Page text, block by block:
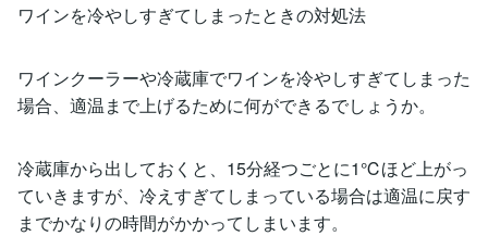
ワインを冷やしすぎてしまったときの対処法
ワインクーラーや冷蔵庫でワインを冷やしすぎてしまった
場合、適温まで上げるために何ができるでしょうか。
冷蔵庫から出しておくと、15分経つごとに1℃ほど上がっ
ていきますが、冷えすぎてしまっている場合は適温に戻す
までかなりの時間がかかってしまいます。